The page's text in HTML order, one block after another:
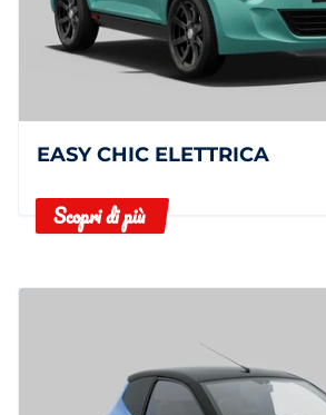
EASY CHIC ELETTRICA
Scopri di più